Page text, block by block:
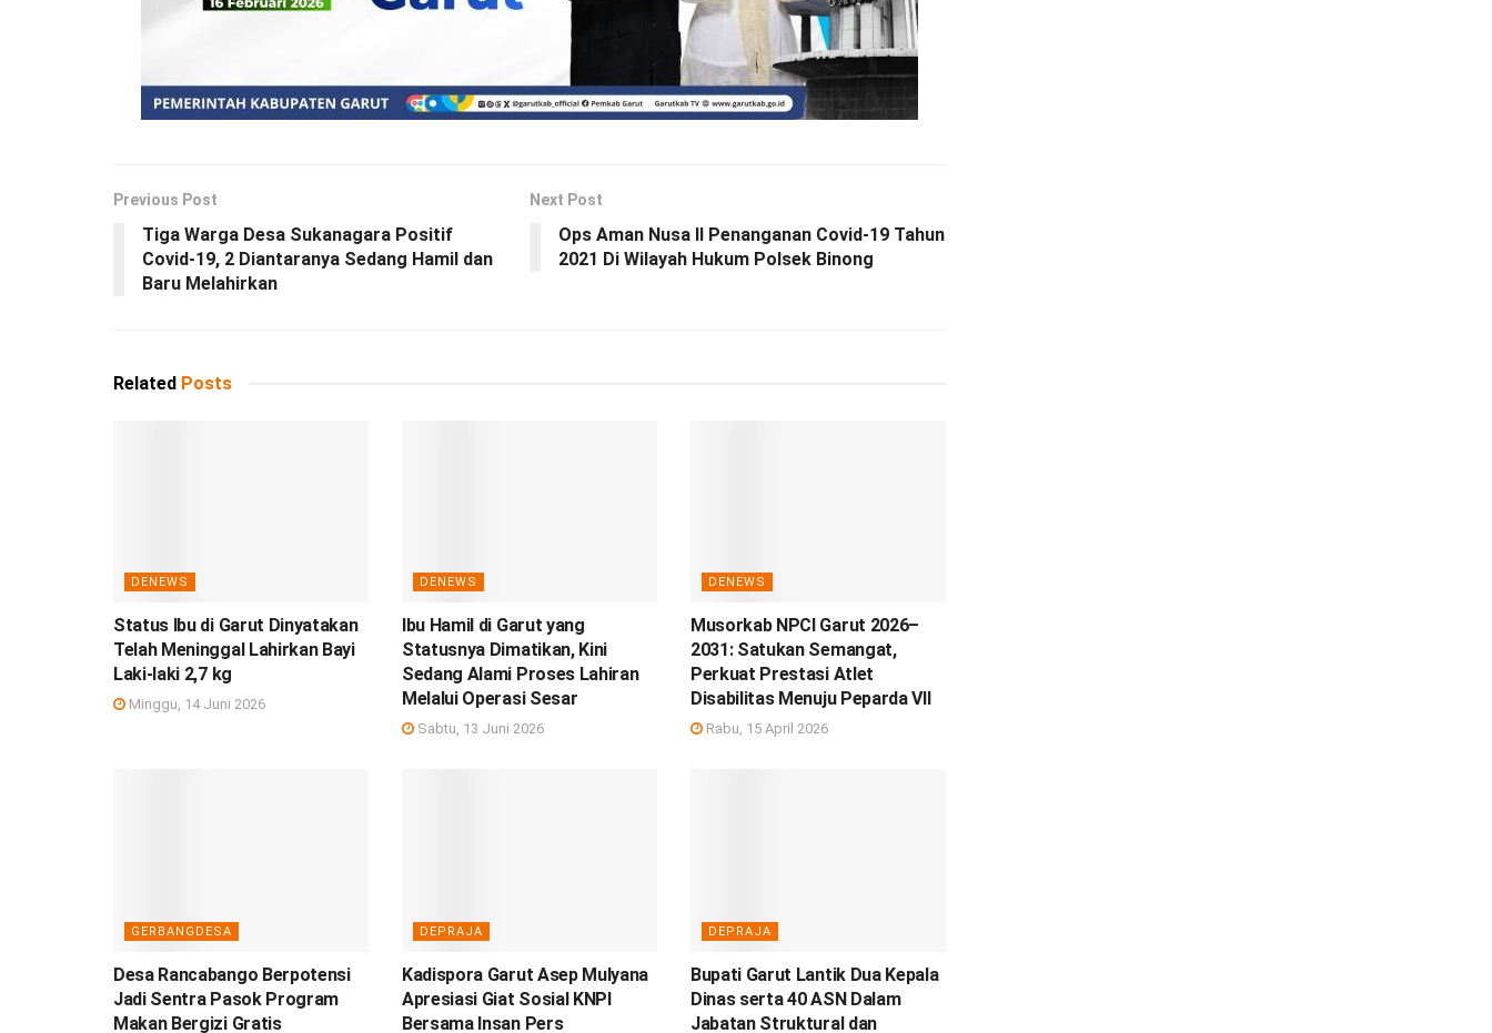
Previous Post
Tiga Warga Desa Sukanagara Positif
Covid-19, 2 Diantaranya Sedang Hamil dan
Baru Melahirkan
Next Post
Ops Aman Nusa II Penanganan Covid-19 Tahun
2021 Di Wilayah Hukum Polsek Binong
Related Posts
DENEWS
Status Ibu di Garut Dinyatakan
Telah Meninggal Lahirkan Bayi
Laki-laki 2,7 kg
Minggu, 14 Juni 2026
DENEWS
Ibu Hamil di Garut yang
Statusnya Dimatikan, Kini
Sedang Alami Proses Lahiran
Melalui Operasi Sesar
Sabtu, 13 Juni 2026
DENEWS
Musorkab NPCI Garut 2026–
2031: Satukan Semangat,
Perkuat Prestasi Atlet
Disabilitas Menuju Peparda VII
Rabu, 15 April 2026
GERBANGDESA
Desa Rancabango Berpotensi
Jadi Sentra Pasok Program
Makan Bergizi Gratis
DEPRAJA
Kadispora Garut Asep Mulyana
Apresiasi Giat Sosial KNPI
Bersama Insan Pers
DEPRAJA
Bupati Garut Lantik Dua Kepala
Dinas serta 40 ASN Dalam
Jabatan Struktural dan